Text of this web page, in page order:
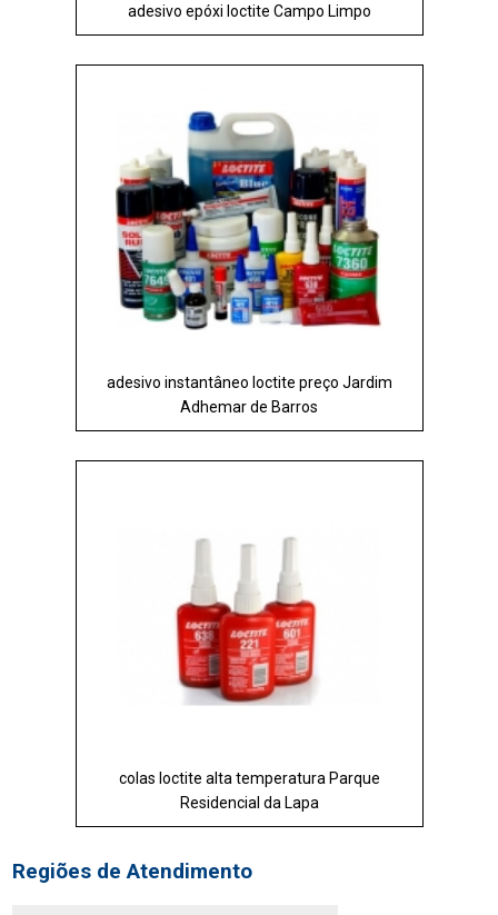
adesivo epóxi loctite Campo Limpo
adesivo instantâneo loctite preço Jardim
Adhemar de Barros
colas loctite alta temperatura Parque
Residencial da Lapa
Regiões de Atendimento